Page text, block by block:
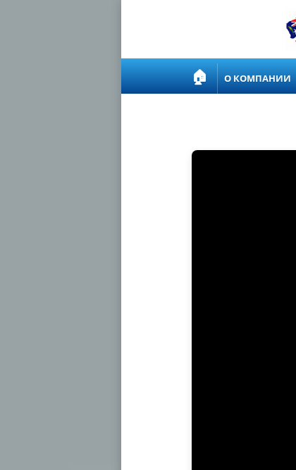
🏠 О КОМПАНИИ